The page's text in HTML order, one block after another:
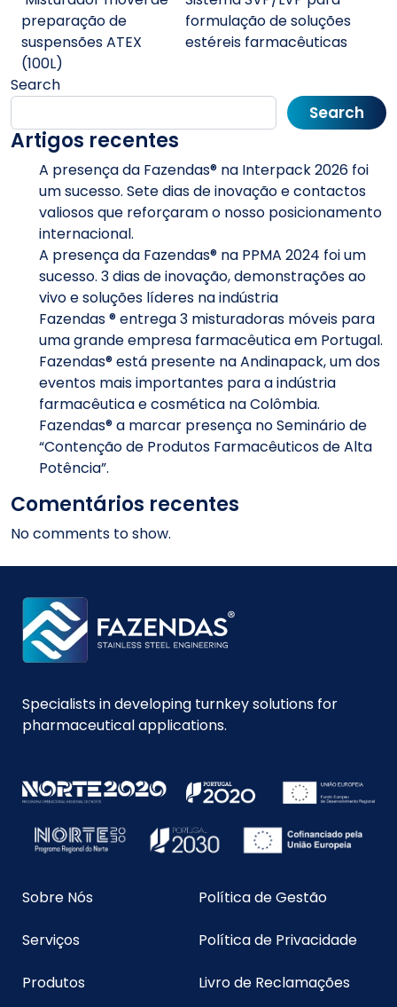
preparação de
suspensões ATEX
(100L)
formulação de soluções
estéreis farmacêuticas
Search
Search
Artigos recentes
A presença da Fazendas® na Interpack 2026 foi
um sucesso. Sete dias de inovação e contactos
valiosos que reforçaram o nosso posicionamento
internacional.
A presença da Fazendas® na PPMA 2024 foi um
sucesso. 3 dias de inovação, demonstrações ao
vivo e soluções líderes na indústria
Fazendas ® entrega 3 misturadoras móveis para
uma grande empresa farmacêutica em Portugal.
Fazendas® está presente na Andinapack, um dos
eventos mais importantes para a indústria
farmacêutica e cosmética na Colômbia.
Fazendas® a marcar presença no Seminário de
“Contenção de Produtos Farmacêuticos de Alta
Potência”.
Comentários recentes
No comments to show.
Specialists in developing turnkey solutions for
pharmaceutical applications.
Sobre Nós
Serviços
Produtos
Política de Gestão
Política de Privacidade
Livro de Reclamações